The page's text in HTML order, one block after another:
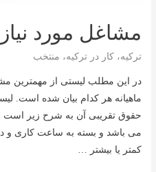
مشاغل مورد
ترکیه،کار در ترکیه، منتخب
در این مطلب لیستی از مهمترین
ماهیانه هر کدام بیان شده است.
حقوق تقریبی آن به شرح زیر است
کمتر یا بیشتر …